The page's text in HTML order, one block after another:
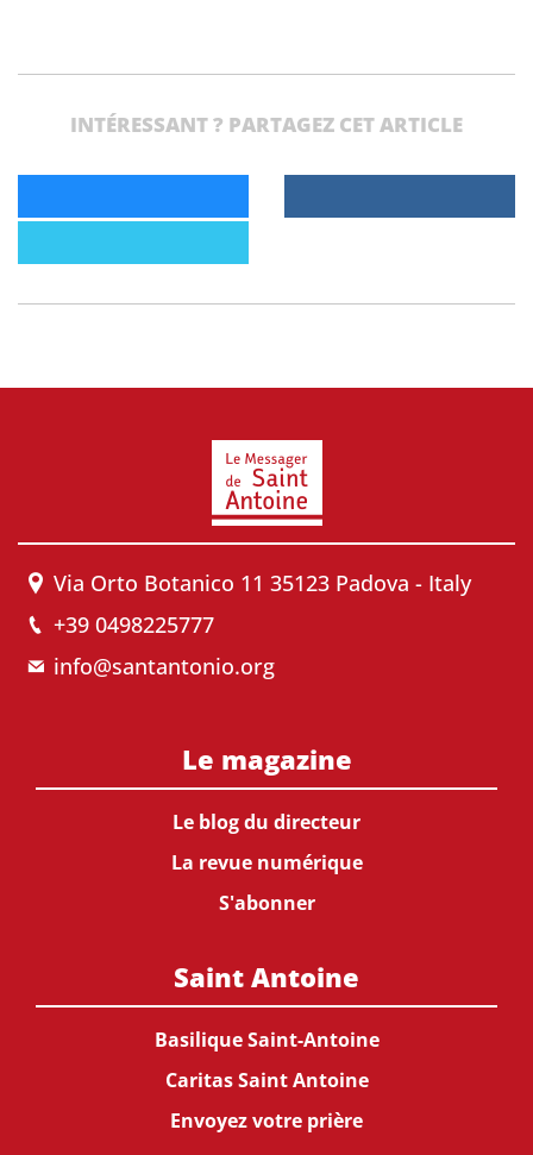
INTÉRESSANT ? PARTAGEZ CET ARTICLE
Via Orto Botanico 11 35123 Padova - Italy
+39 0498225777
info@santantonio.org
Le magazine
Le blog du directeur
La revue numérique
S'abonner
Saint Antoine
Basilique Saint-Antoine
Caritas Saint Antoine
Envoyez votre prière